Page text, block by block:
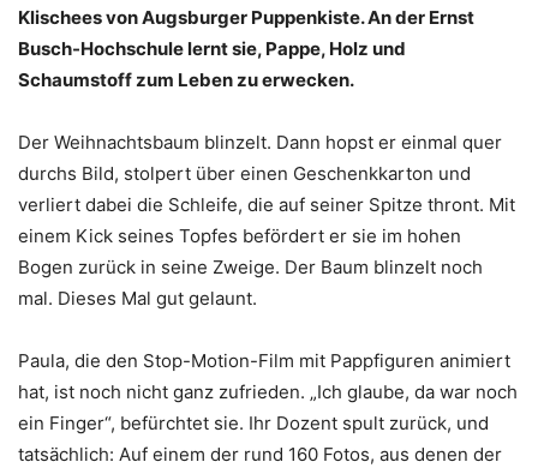
Klischees von Augsburger Puppenkiste. An der Ernst
Busch-Hochschule lernt sie, Pappe, Holz und
Schaumstoff zum Leben zu erwecken.
Der Weihnachtsbaum blinzelt. Dann hopst er einmal quer
durchs Bild, stolpert über einen Geschenkkarton und
verliert dabei die Schleife, die auf seiner Spitze thront. Mit
einem Kick seines Topfes befördert er sie im hohen
Bogen zurück in seine Zweige. Der Baum blinzelt noch
mal. Dieses Mal gut gelaunt.
Paula, die den Stop-Motion-Film mit Pappfiguren animiert
hat, ist noch nicht ganz zufrieden. „Ich glaube, da war noch
ein Finger“, befürchtet sie. Ihr Dozent spult zurück, und
tatsächlich: Auf einem der rund 160 Fotos, aus denen der